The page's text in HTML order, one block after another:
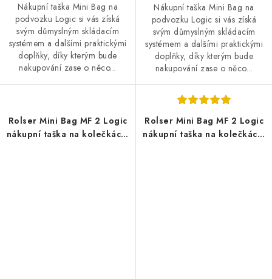
Nákupní taška Mini Bag na
podvozku Logic si vás získá
svým důmyslným skládacím
systémem a dalšími praktickými
doplňky, díky kterým bude
nakupování zase o něco...
Nákupní taška Mini Bag na
podvozku Logic si vás získá
svým důmyslným skládacím
systémem a dalšími praktickými
doplňky, díky kterým bude
nakupování zase o něco...
Rolser Mini Bag MF 2 Logic
nákupní taška na kolečkách,
Rolser Mini Bag MF 2 Logic
nákupní taška na kolečkách,